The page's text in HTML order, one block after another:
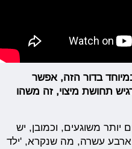
בדור הזה, אפשר
תחושת מיצוי, זה משהו
יותר משוגעים, וכמובן, יש
ארבע עשרה, מה שנקרא, 'ילד